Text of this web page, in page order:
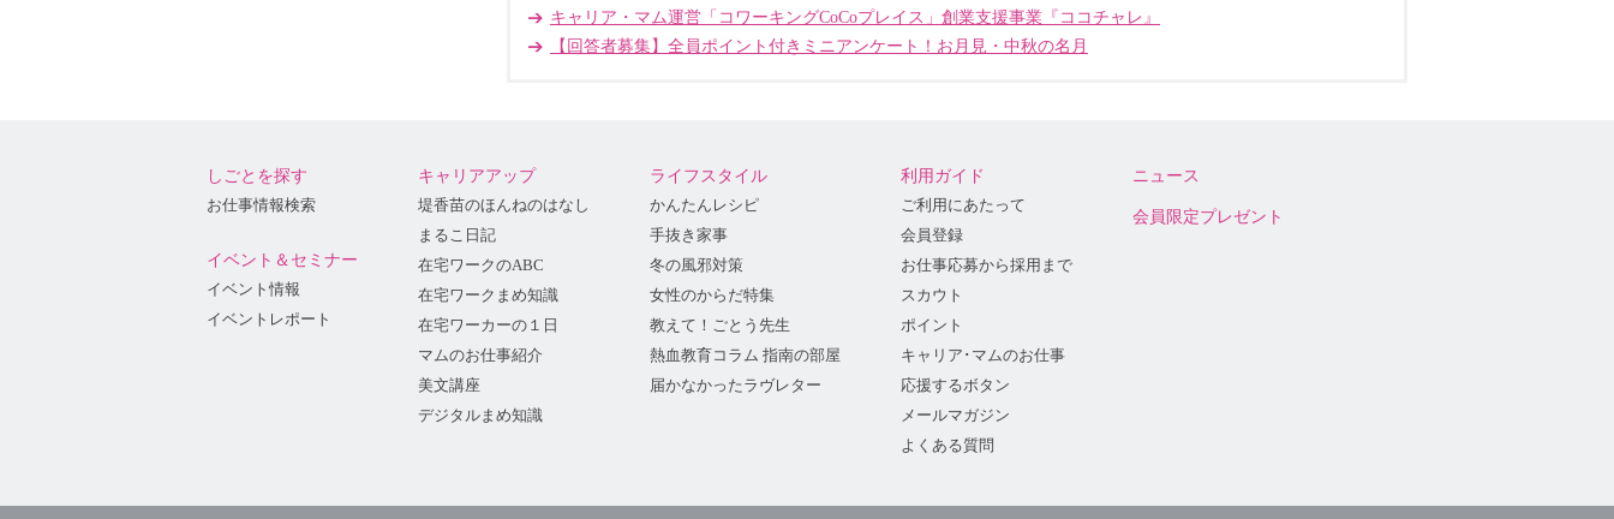
キャリア・マム運営「コワーキングCoCoプレイス」創業支援事業『ココチャレ』
【回答者募集】全員ポイント付きミニアンケート！お月見・中秋の名月
しごとを探す
お仕事情報検索
イベント＆セミナー
イベント情報
イベントレポート
キャリアアップ
堤香苗のほんねのはなし
まるこ日記
在宅ワークのABC
在宅ワークまめ知識
在宅ワーカーの１日
マムのお仕事紹介
美文講座
デジタルまめ知識
ライフスタイル
かんたんレシピ
手抜き家事
冬の風邪対策
女性のからだ特集
教えて！ごとう先生
熱血教育コラム 指南の部屋
届かなかったラヴレター
利用ガイド
ご利用にあたって
会員登録
お仕事応募から採用まで
スカウト
ポイント
キャリア･マムのお仕事
応援するボタン
メールマガジン
よくある質問
ニュース
会員限定プレゼント